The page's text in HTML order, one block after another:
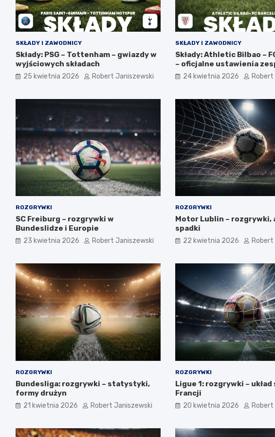
SKŁADY I ZAWODNICY
Składy: PSG – Tottenham – gwiazdy w
wyjściowych składach
25 kwietnia 2026 Robert Janiszewski
SKŁADY I ZAWODNICY
Składy: Athletic Bilbao –
– oficjalne ustawienia
24 kwietnia 2026
ROZGRYWKI
SC Freiburg – rozgrywki w
Bundeslidze i Europie
23 kwietnia 2026 Robert Janiszewski
ROZGRYWKI
Motor Lublin – rozgrywki,
spadki
22 kwietnia 2026
ROZGRYWKI
Bundesliga: rozgrywki – statystyki,
formy drużyn
21 kwietnia 2026 Robert Janiszewski
ROZGRYWKI
Ligue 1: rozgrywki – układ
Francji
20 kwietnia 2026